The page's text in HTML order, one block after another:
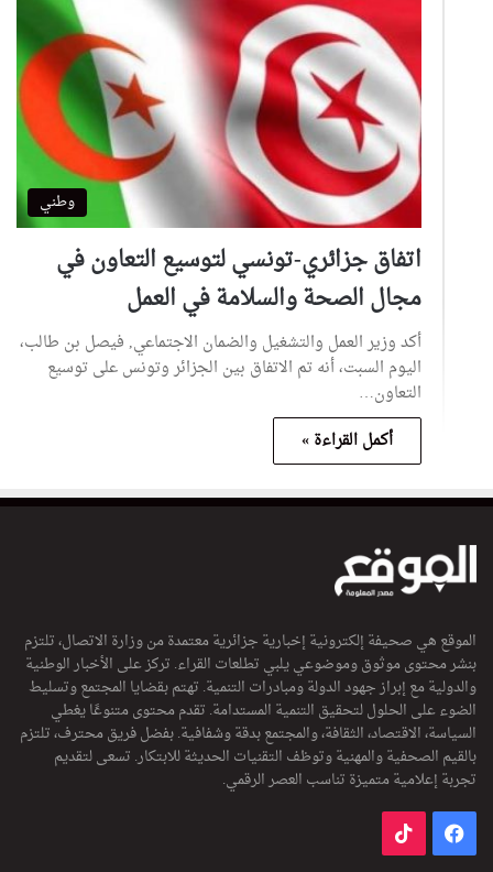
وطني
اتفاق جزائري-تونسي لتوسيع التعاون في
مجال الصحة والسلامة في العمل
أكد وزير العمل والتشغيل والضمان الاجتماعي, فيصل بن طالب،
اليوم السبت، أنه تم الاتفاق بين الجزائر وتونس على توسيع
التعاون…
أكمل القراءة »
الموقع هي صحيفة إلكترونية إخبارية جزائرية معتمدة من وزارة الاتصال، تلتزم
بنشر محتوى موثوق وموضوعي يلبي تطلعات القراء. تركز على الأخبار الوطنية
والدولية مع إبراز جهود الدولة ومبادرات التنمية. تهتم بقضايا المجتمع وتسليط
الضوء على الحلول لتحقيق التنمية المستدامة. تقدم محتوى متنوعًا يغطي
السياسة، الاقتصاد، الثقافة، والمجتمع بدقة وشفافية. بفضل فريق محترف، تلتزم
بالقيم الصحفية والمهنية وتوظف التقنيات الحديثة للابتكار. تسعى لتقديم
تجربة إعلامية متميزة تناسب العصر الرقمي.
فيسبوك